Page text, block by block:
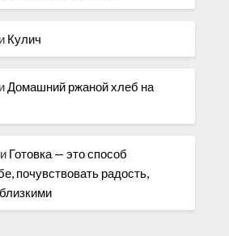
Кулич
Домашний ржаной хлеб на
Готовка — это способ
почувствовать радость,